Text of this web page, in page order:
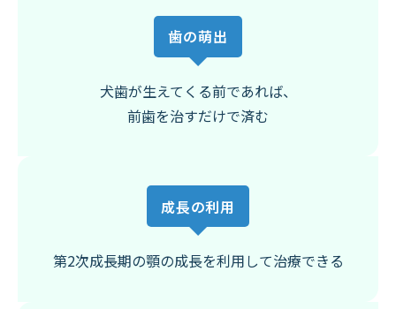
歯の萌出
犬歯が生えてくる前であれば、
前歯を治すだけで済む
成長の利用
第2次成長期の顎の成長を利用して治療できる